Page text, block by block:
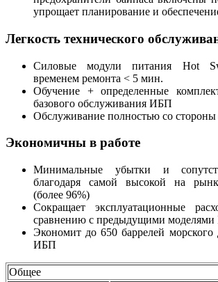
упрощает планирование и
Легкость технического
Силовые модули питания Hot
временем ремонта < 5 мин.
Обучение + определенные
базового обслуживания ИБП
Обслуживание полностью со стороны
Экономичны в работе
Минимальные убытки и
благодаря самой высокой на
(более 96%)
Сокращает эксплуатационные
сравнению c предыдущими
Экономит до 650 баррелей
ИБП
Общее